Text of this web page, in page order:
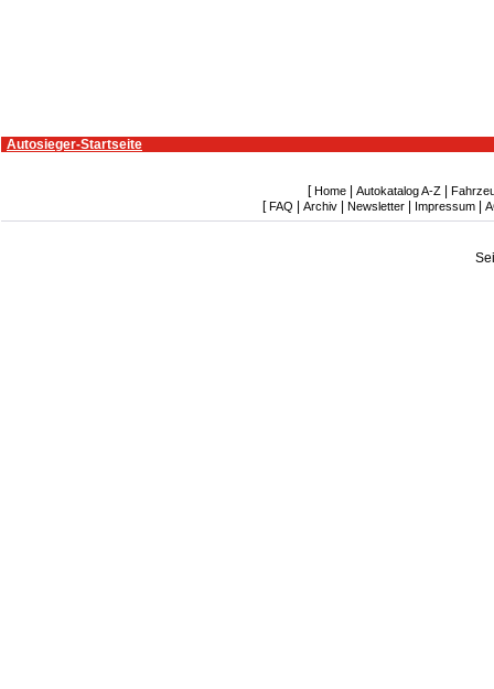
Autosieger-Startseite
[ Home| Autokatalog A-Z|
[ FAQ Archiv Newsletter Impressum